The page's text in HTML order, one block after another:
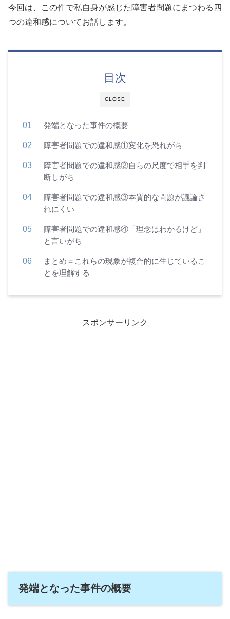
今回は、この件で私自身が感じた障害者問題にまつわる四
つの違和感についてお話します。
CLOSE
目次
発端となった事件の概要
障害者問題での違和感①変化を恐れがち
障害者問題での違和感②自らの尺度で相手を判
断しがち
障害者問題での違和感③本質的な問題が議論さ
れにくい
障害者問題での違和感④「理念はわかるけど」
と言いがち
まとめ＝これらの現象が複合的に生じているこ
とを理解する
スポンサーリンク
発端となった事件の概要